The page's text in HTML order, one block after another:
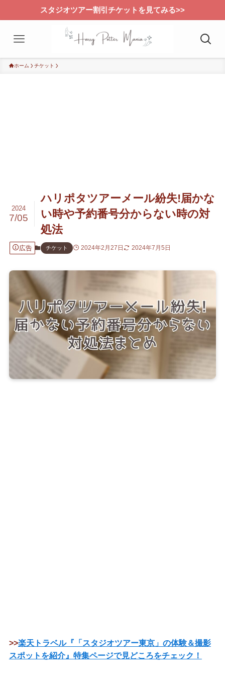
スタジオツアー割引チケットを見てみる>>
ホーム チケット
ハリポタツアーメール紛失!届かな
い時や予約番号分からない時の対
処法
2024
7/05
広告 チケット 2024年2月27日 2024年7月5日
>>楽天トラベル『「スタジオツアー東京」の体験＆撮影
スポットを紹介』特集ページで見どころをチェック！